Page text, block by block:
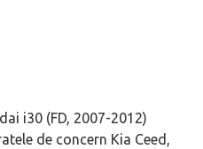
i30 (FD, 2007-2012)
de concern Kia Ceed,